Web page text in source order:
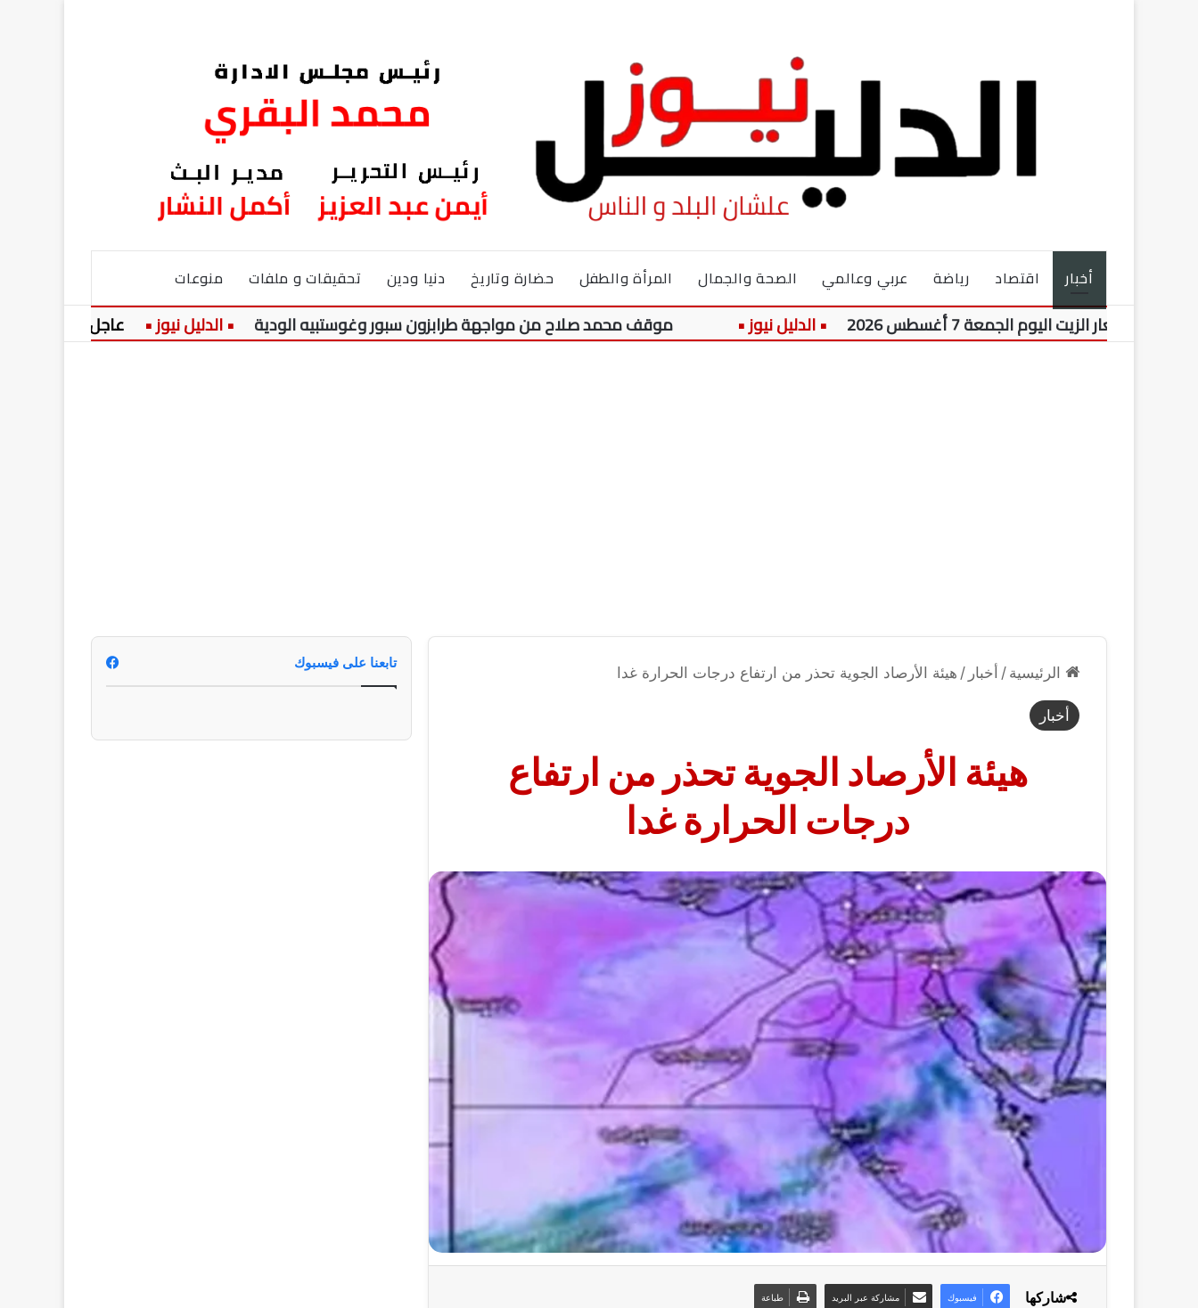
أخبار اقتصاد رياضة عربي وعالمي الصحة والجمال المرأة والطفل حضارة وتاريخ دنيا ودين تحقيقات و ملفات منوعات
الزيت اليوم الجمعة 7 أغسطس 2026 موقف محمد صلاح من مواجهة طرابزون سبور وغوستبيه الودية عاجل:
الرئيسية / أخبار / هيئة الأرصاد الجوية تحذر من ارتفاع درجات الحرارة غدا
أخبار
هيئة الأرصاد الجوية تحذر من ارتفاع
درجات الحرارة غدا
شاركها فيسبوك مشاركة عبر البريد طباعة
تابعنا على فيسبوك